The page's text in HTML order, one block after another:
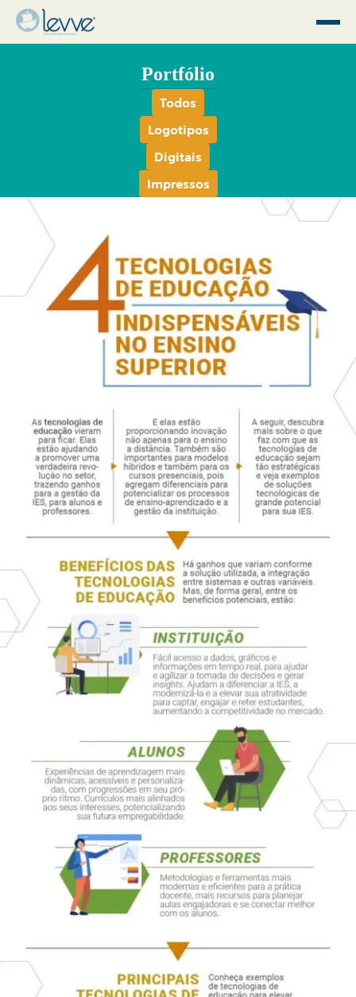
Portfólio
Todos
Logotipos
Digitais
Impressos